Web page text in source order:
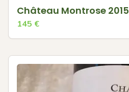
Château Montrose 2015
145 €